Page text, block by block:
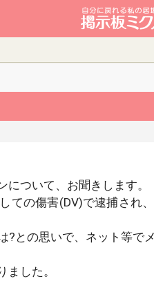
ついて、お聞きします。
ての傷害(DV)で逮捕され
?との思いで、ネット等で
した。